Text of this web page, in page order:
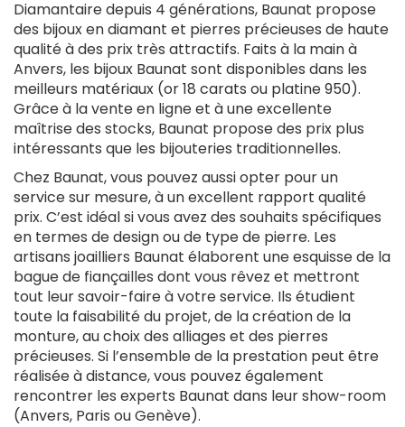
Diamantaire depuis 4 générations, Baunat propose
des bijoux en diamant et pierres précieuses de haute
qualité à des prix très attractifs. Faits à la main à
Anvers, les bijoux Baunat sont disponibles dans les
meilleurs matériaux (or 18 carats ou platine 950).
Grâce à la vente en ligne et à une excellente
maîtrise des stocks, Baunat propose des prix plus
intéressants que les bijouteries traditionnelles.
Chez Baunat, vous pouvez aussi opter pour un
service sur mesure, à un excellent rapport qualité
prix. C’est idéal si vous avez des souhaits spécifiques
en termes de design ou de type de pierre. Les
artisans joailliers Baunat élaborent une esquisse de la
bague de fiançailles dont vous rêvez et mettront
tout leur savoir-faire à votre service. Ils étudient
toute la faisabilité du projet, de la création de la
monture, au choix des alliages et des pierres
précieuses. Si l’ensemble de la prestation peut être
réalisée à distance, vous pouvez également
rencontrer les experts Baunat dans leur show-room
(Anvers, Paris ou Genève).